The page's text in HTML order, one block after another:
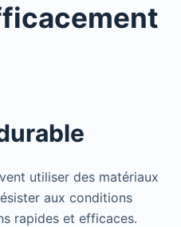
utiliser des matériaux
aux conditions
rapides et efficaces.